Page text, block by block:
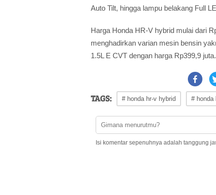
Auto Tilt, hingga lampu belakang Full
Harga Honda HR-V hybrid mulai dari
menghadirkan varian mesin bensin
1.5L E CVT dengan harga Rp399,9 juta.
TAGS: # honda hr-v hybrid # honda
Isi komentar sepenuhnya adalah tanggung